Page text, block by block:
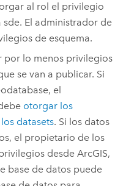
al rol el privilegio
sde. El administrador de
de esquema.
por lo menos privilegios
se van a publicar. Si
el
otorgar los
datasets. Si los datos
el propietario de los
desde ArcGIS,
base de datos puede